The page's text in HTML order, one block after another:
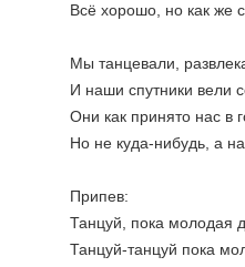
Всё хорошо, но как же
Мы танцевали,
И наши спутники вели
Они как принято нас в
Но не куда-нибудь, а
Припев:
Танцуй, пока молодая
Танцуй-танцуй пока